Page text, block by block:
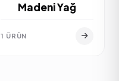
Madeni Yağ
1 ÜRÜN